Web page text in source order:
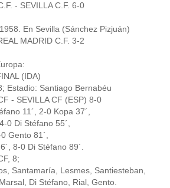
- SEVILLA C.F. 6-0
En Sevilla (Sánchez Pizjuán)
MADRID C.F. 3-2
(IDA)
Estadio: Santiago Bernabéu
- SEVILLA CF (ESP) 8-0
11´, 2-0 Kopa 37´,
0 Di Stéfano 55´,
Gento 81´,
8-0 Di Stéfano 89´.
8;
Santamaría, Lesmes, Santiesteban,
Di Stéfano, Rial, Gento.